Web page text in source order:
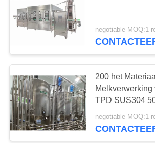
PRIVACY
POLICY
negotiable MOQ:1
200 het
Melkverwerking
TPD SUS304
negotiable MOQ:1